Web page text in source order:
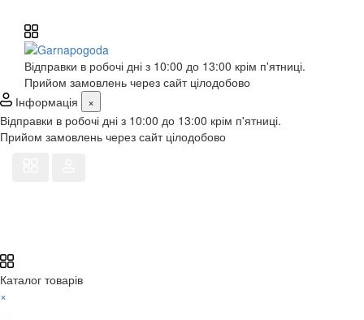
Відправки в робочі дні з 10:00 до 13:00 крім п'ятниці.
Прийом замовлень через сайт цілодобово
Інформація
×
Відправки в робочі дні з 10:00 до 13:00 крім п'ятниці.
Прийом замовлень через сайт цілодобово
Каталог товарів
×